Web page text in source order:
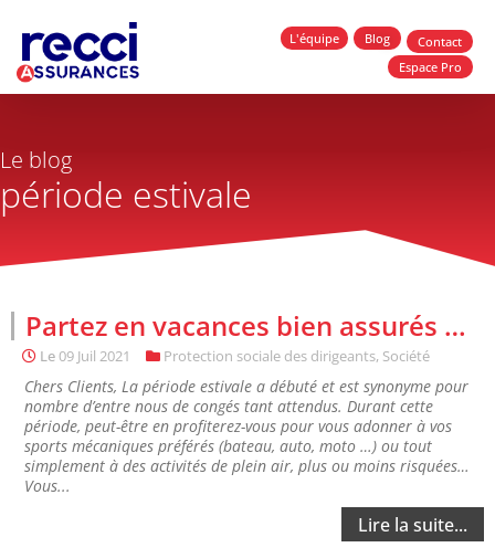
L'équipe Blog
Contact
Espace Pro
Le blog
période estivale
Partez en vacances bien assurés …
Le09 Juil 2021 Protection sociale des dirigeants, Société
Chers Clients, La période estivale a débuté et est synonyme pour
nombre d’entre nous de congés tant attendus. Durant cette
période, peut-être en profiterez-vous pour vous adonner à vos
sports mécaniques préférés (bateau, auto, moto …) ou tout
simplement à des activités de plein air, plus ou moins risquées…
Vous...
Lire la suite...